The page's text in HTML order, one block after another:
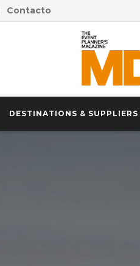
Contacto
DESTINATIONS & SUPPLIERS